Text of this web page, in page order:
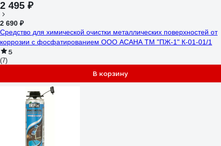
2 495 ₽
2 690 ₽
Средство для химической очистки металлических поверхностей от
коррозии с фосфатированием ООО АСАНА ТМ "ПЖ-1" К-01-01/1
5
(7)
В корзину